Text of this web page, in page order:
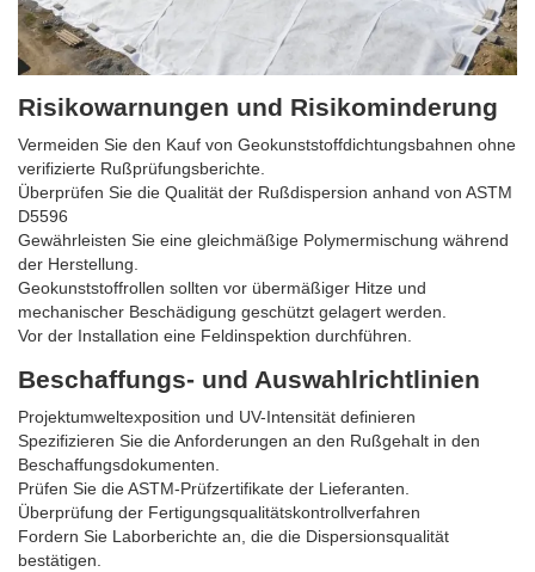
Risikowarnungen und Risikominderung
Vermeiden Sie den Kauf von Geokunststoffdichtungsbahnen ohne
verifizierte Rußprüfungsberichte.
Überprüfen Sie die Qualität der Rußdispersion anhand von ASTM
D5596
Gewährleisten Sie eine gleichmäßige Polymermischung während
der Herstellung.
Geokunststoffrollen sollten vor übermäßiger Hitze und
mechanischer Beschädigung geschützt gelagert werden.
Vor der Installation eine Feldinspektion durchführen.
Beschaffungs- und Auswahlrichtlinien
Projektumweltexposition und UV-Intensität definieren
Spezifizieren Sie die Anforderungen an den Rußgehalt in den
Beschaffungsdokumenten.
Prüfen Sie die ASTM-Prüfzertifikate der Lieferanten.
Überprüfung der Fertigungsqualitätskontrollverfahren
Fordern Sie Laborberichte an, die die Dispersionsqualität
bestätigen.